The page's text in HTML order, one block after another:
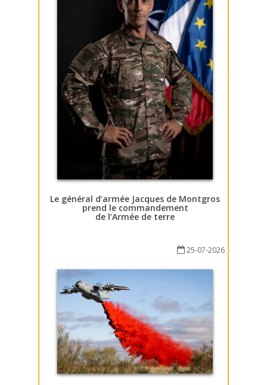
Le général d’armée Jacques de Montgros
prend le commandement
de l’Armée de terre
25-07-2026